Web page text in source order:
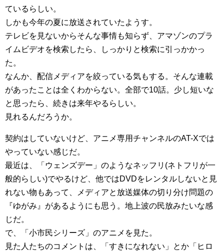
ているらしい。
しかも今年の夏に放送されていたようす。
テレビを見ないからそんな事情も知らず、アマゾンのプラ
イムビデオを検索したら、しっかりと検索に引っかかっ
た。
なんか、配信メディアを絞っている気もする。そんな連載
があったことは全くわからない。全部で10話。少し短いな
と思ったら、続きは来年やるらしい。
見れるんだろうか。
契約はしていないけど、アニメ専用チャンネルのAT-Xでは
やっていない感じだ。
最近は、「ウェンズデー」のようなネッフリ(ネトフリが一
般的らしい)でやるけど、他ではDVDをレンタルしないと見
れない物もあって、メディアと放送媒体の切り分け問題の
『ゆがみ』があるようにも思う。地上波の民放みたいな感
じだ。
で、「小市民シリーズ」のアニメを見た。
見た人たちのコメントは、「すきになれない」とか「ヒロ